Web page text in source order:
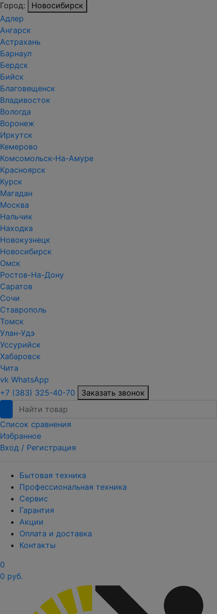
Город:
Новосибирск
Адлер
Ангарск
Астрахань
Барнаул
Бердск
Бийск
Благовещенск
Владивосток
Вологда
Воронеж
Иркутск
Кемерово
Комсомольск-На-Амуре
Красноярск
Курск
Магадан
Москва
Нальчик
Находка
Новокузнецк
Новосибирск
Омск
Ростов-На-Дону
Саратов
Сочи
Ставрополь
Томск
Улан-Удэ
Уссурийск
Хабаровск
Чита
vk WhatsApp
+7 (383) 325-40-70
Заказать звонок
Список сравнения
Избранное
Вход / Регистрация
Бытовая техника
Профессиональная техника
Сервис
Гарантия
Акции
Оплата и доставка
Контакты
0
0 руб.